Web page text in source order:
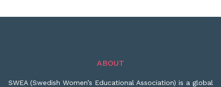
ABOUT
SWEA (Swedish Women’s Educational Association) is a global